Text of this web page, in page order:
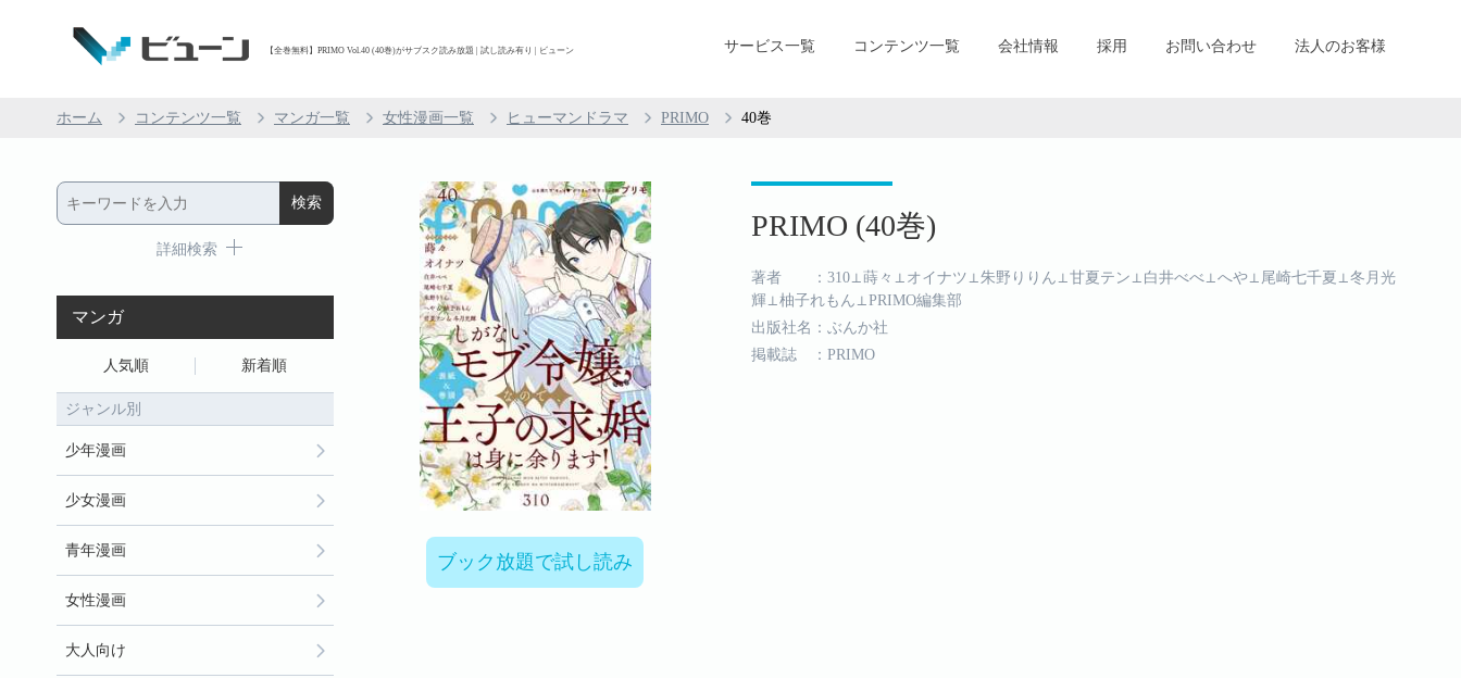
【全巻無料】PRIMO Vol.40 (40巻)がサブスク読み放題 | 試し読み有り | ビューン サービス一覧 コンテンツ一覧 会社情報 採用 お問い合わせ 法人のお客様
ホーム コンテンツ一覧 マンガ一覧 女性漫画一覧 ヒューマンドラマ PRIMO 40巻
ブック放題で試し読み
PRIMO (40巻)
著者 ：310⊥蒔々⊥オイナツ⊥朱野りりん⊥甘夏テン⊥白井べべ⊥へや⊥尾崎七千夏⊥冬月光
輝⊥柚子れもん⊥PRIMO編集部
出版社名：ぶんか社
掲載誌 ：PRIMO
詳細検索
マンガ
人気順 新着順
ジャンル別
少年漫画
少女漫画
青年漫画
女性漫画
大人向け